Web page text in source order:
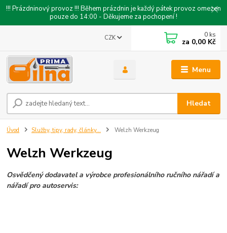
!!! Prázdninový provoz !!! Během prázdnin je každý pátek provoz omezen
pouze do 14:00 - Děkujeme za pochopení !
Menu
CZK
Hledat
0 ks
za 0,00 Kč
Úvod Služby, tipy, rady, články... Welzh Werkzeug
Welzh Werkzeug
Osvědčený dodavatel a výrobce profesionálního ručního nářadí a
nářadí pro autoservis: